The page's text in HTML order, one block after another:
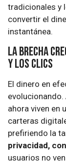
tradicionales y
convertir el
instantánea.
La brecha
y los clics
El dinero en
ahora viven en
carteras
prefiriendo la
privacidad,
usuarios no